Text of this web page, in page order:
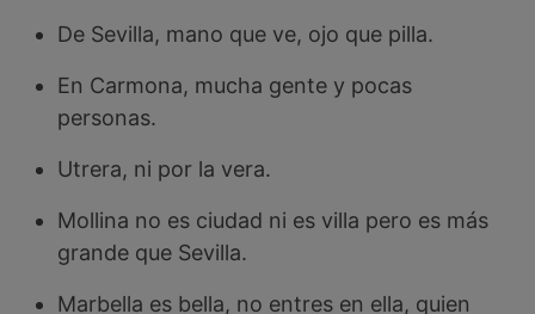
De Sevilla, mano que ve, ojo que pilla.
En Carmona, mucha gente y pocas
personas.
Utrera, ni por la vera.
Mollina no es ciudad ni es villa pero es más
grande que Sevilla.
Marbella es bella, no entres en ella, quien